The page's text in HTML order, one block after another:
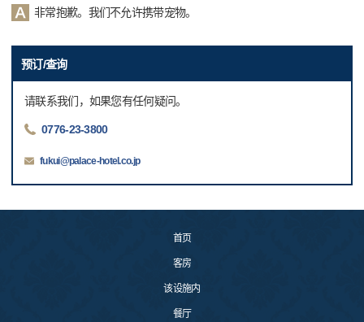
非常抱歉。我们不允许携带宠物。
预订/查询
请联系我们，如果您有任何疑问。
0776-23-3800
fukui@palace-hotel.co.jp
首页
客房
该设施内
餐厅